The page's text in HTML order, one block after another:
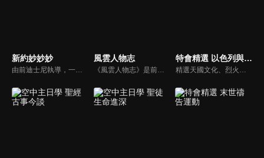
新約妙妙妙
由前迪士尼執導，一部傳述耶穌生平與門徒故事的動畫系列影片。故事背景均在兩千年前，雖然年代久遠，但是人類對生命的詮釋與內在真正的基本需求，卻始終未曾改變。人物性格、劇情、遭遇等情境雖然與今日景況相異，但是故事背後同樣都有一個亙古不移的共同主題－愛，以及關於愛的圓滿落實。
風雲人物志
《風雲人物志》是前迪士尼導演執導的名人故事系列，讓孩子從世界名人身上學會堅持夢想、永不放棄。透過每一集完整介紹，不但可以幫助小朋友看見這些名人在各領域如何奉獻一生、造福人群，還能激勵他們效法美好的品德，進一步啟發他們對傳記文學的閱讀興趣。
特會精選 以色列與神的計畫
精選天國文化、烈火特會、超自然大能與使徒性教會等特會，幫助我們更加明白神的心意，好讓我們的生命能走在神的道路上進入命定。